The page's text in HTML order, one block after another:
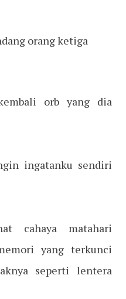
orang ketiga
orb yang dia
ingatanku sendiri
cahaya matahari
yang terkunci
seperti lentera